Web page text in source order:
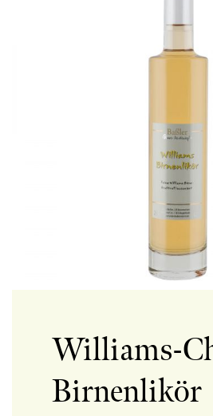
Williams-
Birnenlikör